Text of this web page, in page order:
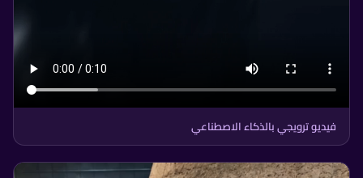
فيديو ترويجي بالذكاء الاصطناعي